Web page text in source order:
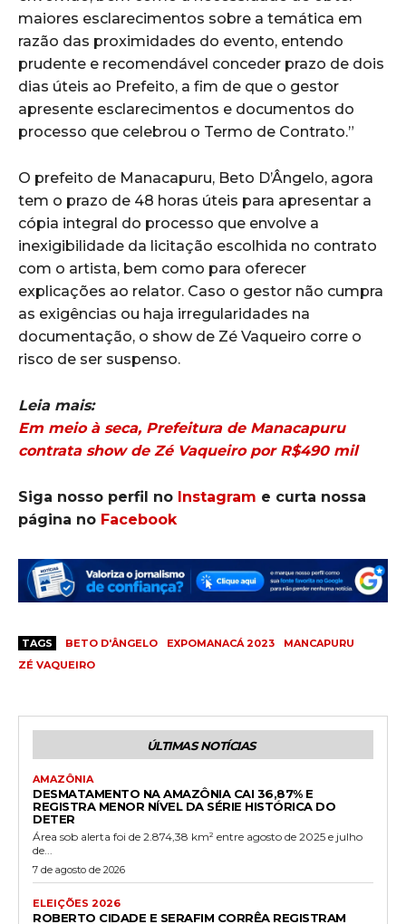
maiores esclarecimentos sobre a temática em
razão das proximidades do evento, entendo
prudente e recomendável conceder prazo de dois
dias úteis ao Prefeito, a fim de que o gestor
apresente esclarecimentos e documentos do
processo que celebrou o Termo de Contrato.”
O prefeito de Manacapuru, Beto D’Ângelo, agora
tem o prazo de 48 horas úteis para apresentar a
cópia integral do processo que envolve a
inexigibilidade da licitação escolhida no contrato
com o artista, bem como para oferecer
explicações ao relator. Caso o gestor não cumpra
as exigências ou haja irregularidades na
documentação, o show de Zé Vaqueiro corre o
risco de ser suspenso.
Leia mais:
Em meio à seca, Prefeitura de Manacapuru
contrata show de Zé Vaqueiro por R$490 mil
Siga nosso perfil no Instagram e curta nossa
página no Facebook
TAGS BETO D'ÂNGELO EXPOMANACÁ 2023
MANCAPURU
ZÉ VAQUEIRO
ÚLTIMAS NOTÍCIAS
AMAZÔNIA
DESMATAMENTO NA AMAZÔNIA CAI 36,87% E
REGISTRA MENOR NÍVEL DA SÉRIE HISTÓRICA DO
DETER
Área sob alerta foi de 2.874,38 km² entre agosto de 2025 e julho
de...
7 de agosto de 2026
ELEIÇÕES 2026
ROBERTO CIDADE E SERAFIM CORRÊA REGISTRAM